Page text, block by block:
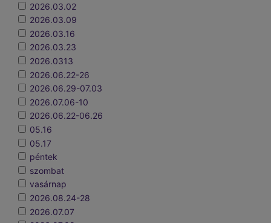
2026.03.02
2026.03.09
2026.03.16
2026.03.23
2026.0313
2026.06.22-26
2026.06.29-07.03
2026.07.06-10
2026.06.22-06.26
05.16
05.17
péntek
szombat
vasárnap
2026.08.24-28
2026.07.07